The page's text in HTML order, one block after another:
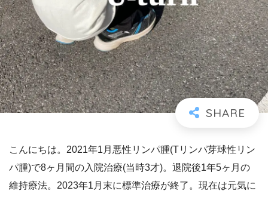
こんにちは。2021年1月悪性リンパ腫(Tリンパ芽球性リン
パ腫)で8ヶ月間の入院治療(当時3才)。退院後1年5ヶ月の
維持療法。2023年1月末に標準治療が終了。現在は元気に